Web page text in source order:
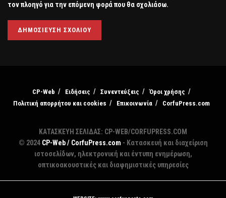
τον πλοηγό για την επόμενη φορά που θα σχολιάσω.
CP-Web Ειδήσεις Συνεντεύξεις
Όροι χρήσης
Πολιτική απορρήτου και cookies
Επικοινωνία CorfuPress.com
ΚΑΤΑΣΚΕΥΗ ΣΕΛΙΔΑΣ: CP-WEB/CORFUPRESS.COM
© 2024 CP-Web / CorfuPress.com - Κατασκευή και διαχείριση
ιστοσελίδων, ηλεκτρονική και έντυπη ενημέρωση,
οπτικοακουστικές και διαφημιστικές υπηρεσίες